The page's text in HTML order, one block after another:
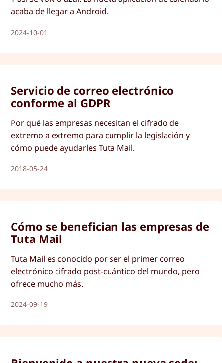
acaba de llegar a Android.
2024-10-01
Servicio de correo electrónico
conforme al GDPR
Por qué las empresas necesitan el cifrado de
extremo a extremo para cumplir la legislación y
cómo puede ayudarles Tuta Mail.
2018-05-24
Cómo se benefician las empresas de
Tuta Mail
Tuta Mail es conocido por ser el primer correo
electrónico cifrado post-cuántico del mundo, pero
ofrece mucho más.
2024-09-19